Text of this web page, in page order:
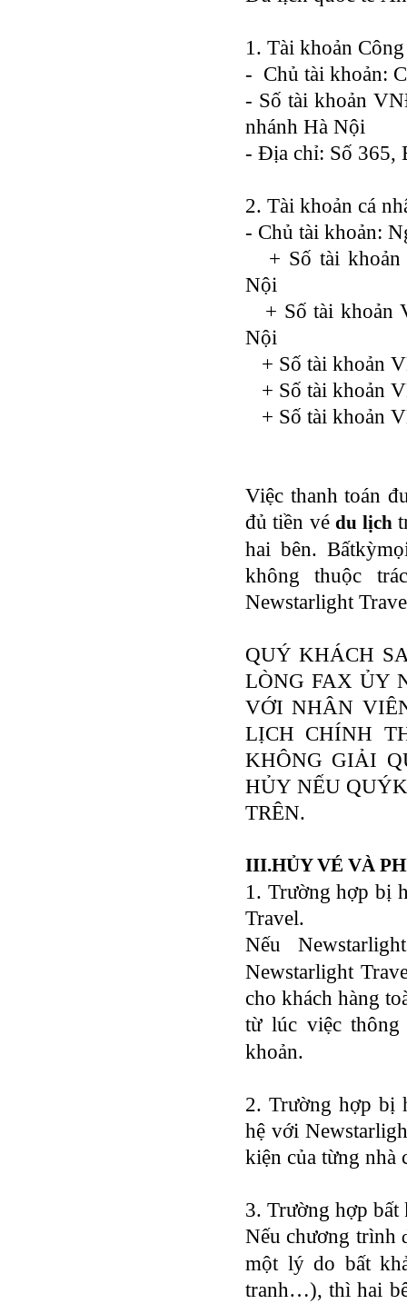
1. Tài khoản
- Chủ tài khoản:
- Số tài khoản
nhánh Hà Nội
- Địa chỉ: Số 365,
2. Tài khoản cá
- Chủ tài khoản:
+ Số tài khoản
Nội
+ Số tài khoản
Nội
+ Số tài khoản
+ Số tài khoản
+ Số tài khoản
Việc thanh toán
đủ tiền védu lịch
hai bên.
không thuộc
Newstarlight
QUÝ KHÁCH
LÒNG FAX ỦY
VỚI NHÂN
LỊCH CHÍNH
KHÔNG GIẢI
HỦY NẾU
TRÊN.
III.HỦY VÉ VÀ
1. Trường hợp bị
Travel.
Nếu
Newstarlight
cho khách hàng
từ lúc việc
khoản.
2. Trường hợp bị
hệ với
kiện của từng nhà
3. Trường hợp bất
Nếu chương trình
một lý do bất
tranh…), thì hai